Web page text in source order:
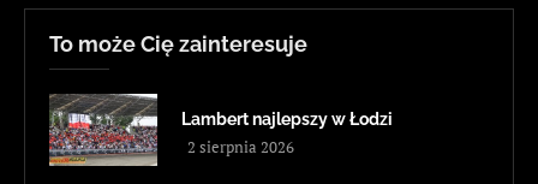
To może Cię zainteresuje
Lambert najlepszy w Łodzi
2 sierpnia 2026